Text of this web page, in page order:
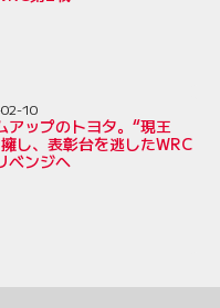
アップのトヨタ。“現王
し、表彰台を逃したWRC
ベンジへ
10